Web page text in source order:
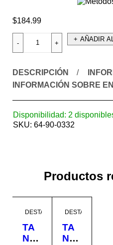
$184.99
AÑADIR
DESCRIPCIÓN
INFORMACIÓN SOBRE
Disponibilidad: 2
SKU: 64-90-0332
Productos
DESTACADO
TA
NQ
DESTACADO
TA
NQ